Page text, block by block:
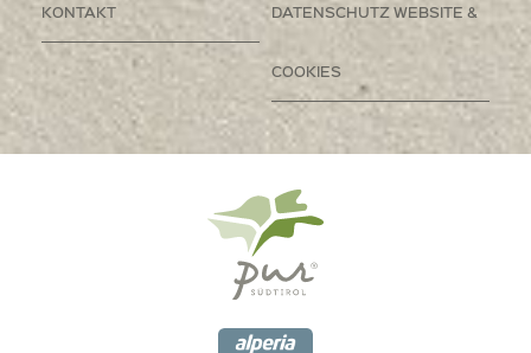
KONTAKT DATENSCHUTZ WEBSITE &
COOKIES